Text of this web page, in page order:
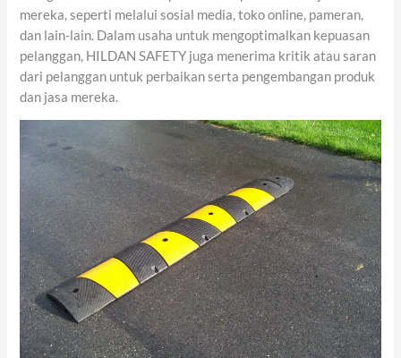
mereka, seperti melalui sosial media, toko online, pameran,
dan lain-lain. Dalam usaha untuk mengoptimalkan kepuasan
pelanggan, HILDAN SAFETY juga menerima kritik atau saran
dari pelanggan untuk perbaikan serta pengembangan produk
dan jasa mereka.